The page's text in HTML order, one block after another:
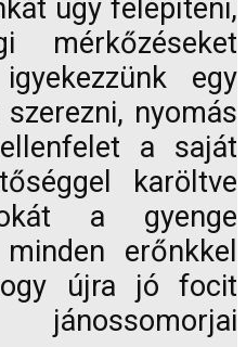
úgy felépíteni,
mérkőzéseket
egy
nyomás
a saját
karöltve
a gyenge
erőnkkel
újra jó focit